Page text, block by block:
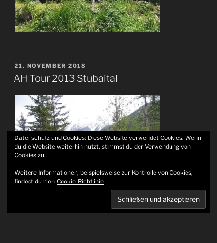
VERÖFFENTLICHT
AM
21. NOVEMBER 2018
AH Tour 2013 Stubaital
Datenschutz und Cookies: Diese Website verwendet Cookies. Wenn
du die Website weiterhin nutzt, stimmst du der Verwendung von
Cookies zu.
Weitere Informationen, beispielsweise zur Kontrolle von Cookies,
findest du hier: Cookie-Richtlinie